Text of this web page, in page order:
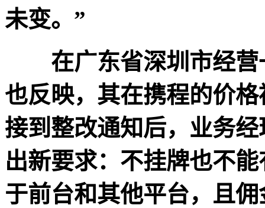
未变。”
在广东省深圳市经
也反映，其在携程的价
接到整改通知后，业务
出新要求：不挂牌也不
于前台和其他平台，且